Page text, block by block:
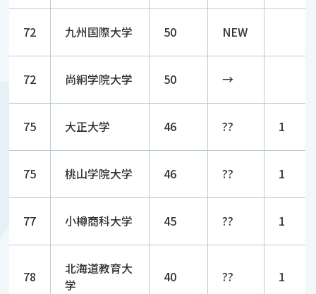
72 九州国際大学 50 NEW
72 尚絅学院大学 50 →
75 大正大学 46 ?? 1
75 桃山学院大学 46 ?? 1
77 小樽商科大学 45 ?? 1
78
北海道教育大
学
40 ?? 1